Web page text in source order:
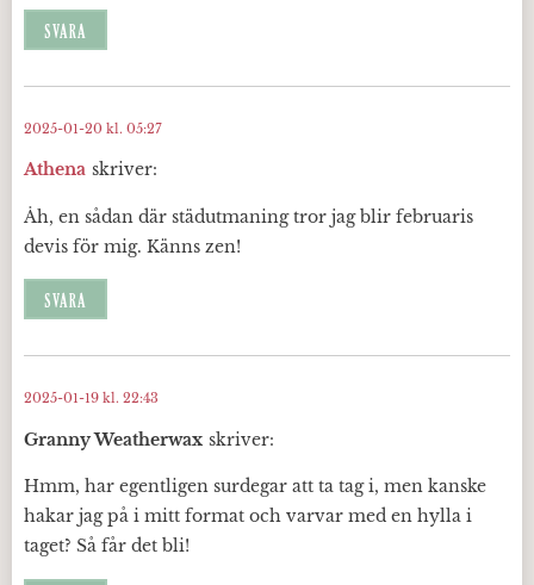
SVARA
Athena skriver:
2025-01-20 kl. 05:27
Åh, en sådan där städutmaning tror jag blir februaris
devis för mig. Känns zen!
SVARA
Granny Weatherwax skriver:
2025-01-19 kl. 22:43
Hmm, har egentligen surdegar att ta tag i, men kanske
hakar jag på i mitt format och varvar med en hylla i
taget? Så får det bli!